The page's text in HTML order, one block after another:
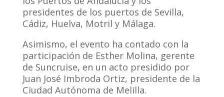
presidentes de los puertos de Sevilla,
Cádiz, Huelva, Motril y Málaga.
Asimismo, el evento ha contado con la
participación de Esther Molina, gerente
de Suncruise, en un acto presidido por
Juan José Imbroda Ortiz, presidente de la
Ciudad Autónoma de Melilla.